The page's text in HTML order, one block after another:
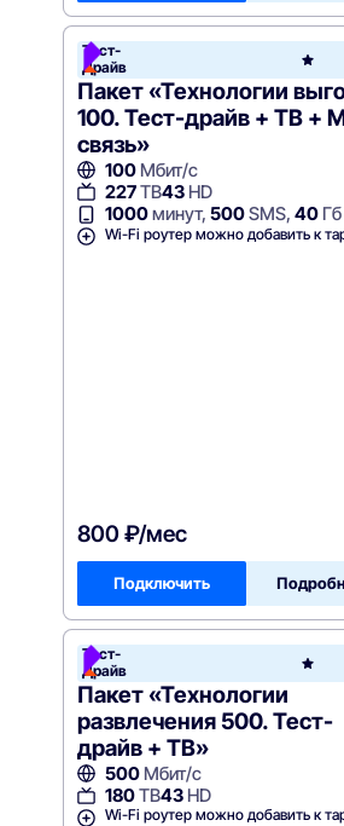
Тест-
Драйв
Пакет «Технологии
100. Тест-драйв + ТВ +
связь»
100Мбит/с
227ТВ43HD
1000минут, 500SMS, 40Гб
Wi-Fi роутер можно добавить к
800 ₽/мес
Подключить
Тест-
Драйв
Пакет «Технологии
развлечения 500. Тест-
драйв + ТВ»
500Мбит/с
180ТВ43HD
Wi-Fi роутер можно добавить к